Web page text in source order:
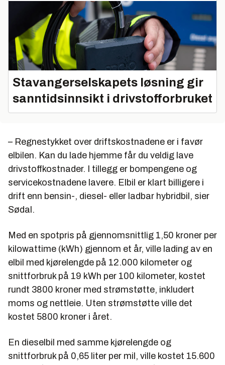
Stavangerselskapets løsning gir
sanntidsinnsikt i drivstofforbruket
– Regnestykket over driftskostnadene er i favør
elbilen. Kan du lade hjemme får du veldig lave
drivstoffkostnader. I tillegg er bompengene og
servicekostnadene lavere. Elbil er klart billigere i
drift enn bensin-, diesel- eller ladbar hybridbil, sier
Sødal.
Med en spotpris på gjennomsnittlig 1,50 kroner per
kilowattime (kWh) gjennom et år, ville lading av en
elbil med kjørelengde på 12.000 kilometer og
snittforbruk på 19 kWh per 100 kilometer, kostet
rundt 3800 kroner med strømstøtte, inkludert
moms og nettleie. Uten strømstøtte ville det
kostet 5800 kroner i året.
En dieselbil med samme kjørelengde og
snittforbruk på 0,65 liter per mil, ville kostet 15.600